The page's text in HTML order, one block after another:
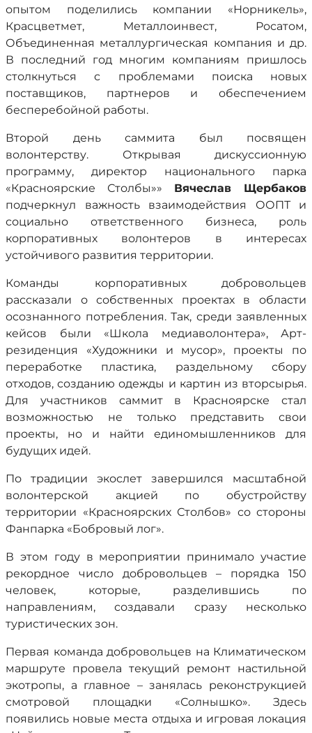
опытом поделились компании «Норникель»,
Красцветмет, Металлоинвест, Росатом,
Объединенная металлургическая компания и др.
В последний год многим компаниям пришлось
столкнуться с проблемами поиска новых
поставщиков, партнеров и обеспечением
бесперебойной работы.
Второй день саммита был посвящен
волонтерству. Открывая дискуссионную
программу, директор национального парка
«Красноярские Столбы»» Вячеслав Щербаков
подчеркнул важность взаимодействия ООПТ и
социально ответственного бизнеса, роль
корпоративных волонтеров в интересах
устойчивого развития территории.
Команды корпоративных добровольцев
рассказали о собственных проектах в области
осознанного потребления. Так, среди заявленных
кейсов были «Школа медиаволонтера», Арт-
резиденция «Художники и мусор», проекты по
переработке пластика, раздельному сбору
отходов, созданию одежды и картин из вторсырья.
Для участников саммит в Красноярске стал
возможностью не только представить свои
проекты, но и найти единомышленников для
будущих идей.
По традиции экослет завершился масштабной
волонтерской акцией по обустройству
территории «Красноярских Столбов» со стороны
Фанпарка «Бобровый лог».
В этом году в мероприятии принимало участие
рекордное число добровольцев – порядка 150
человек, которые, разделившись по
направлениям, создавали сразу несколько
туристических зон.
Первая команда добровольцев на Климатическом
маршруте провела текущий ремонт настильной
экотропы, а главное – занялась реконструкцией
смотровой площадки «Солнышко». Здесь
появились новые места отдыха и игровая локация